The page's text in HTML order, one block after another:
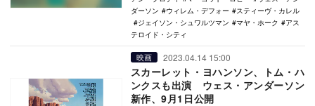
ダーソン
ウィレム・デフォー
スティーヴ・カレル
ジェイソン・シュワルツマン
マヤ・ホーク
アス
テロイド・シティ
映画 2023.04.14 15:00
スカーレット・ヨハンソン、トム・ハ
ンクスも出演 ウェス・アンダーソン
新作、9月1日公開